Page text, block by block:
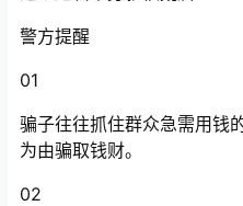
警方提醒
01
骗子往往抓住群众急需用钱
为由骗取钱财。
02